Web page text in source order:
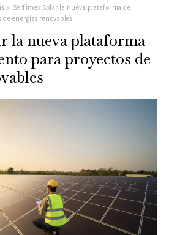
Serfimex Solar la nueva plataforma de
energías renovables
la nueva plataforma
para proyectos de